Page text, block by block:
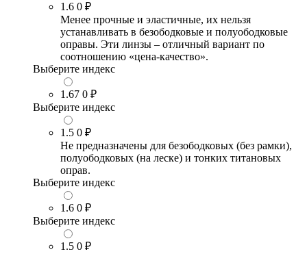
1.6 0 ₽
Менее прочные и эластичные, их нельзя
устанавливать в безободковые и полуободковые
оправы. Эти линзы – отличный вариант по
соотношению «цена-качество».
Выберите индекс
1.67 0 ₽
Выберите индекс
1.5 0 ₽
Не предназначены для безободковых (без рамки),
полуободковых (на леске) и тонких титановых
оправ.
Выберите индекс
1.6 0 ₽
Выберите индекс
1.5 0 ₽